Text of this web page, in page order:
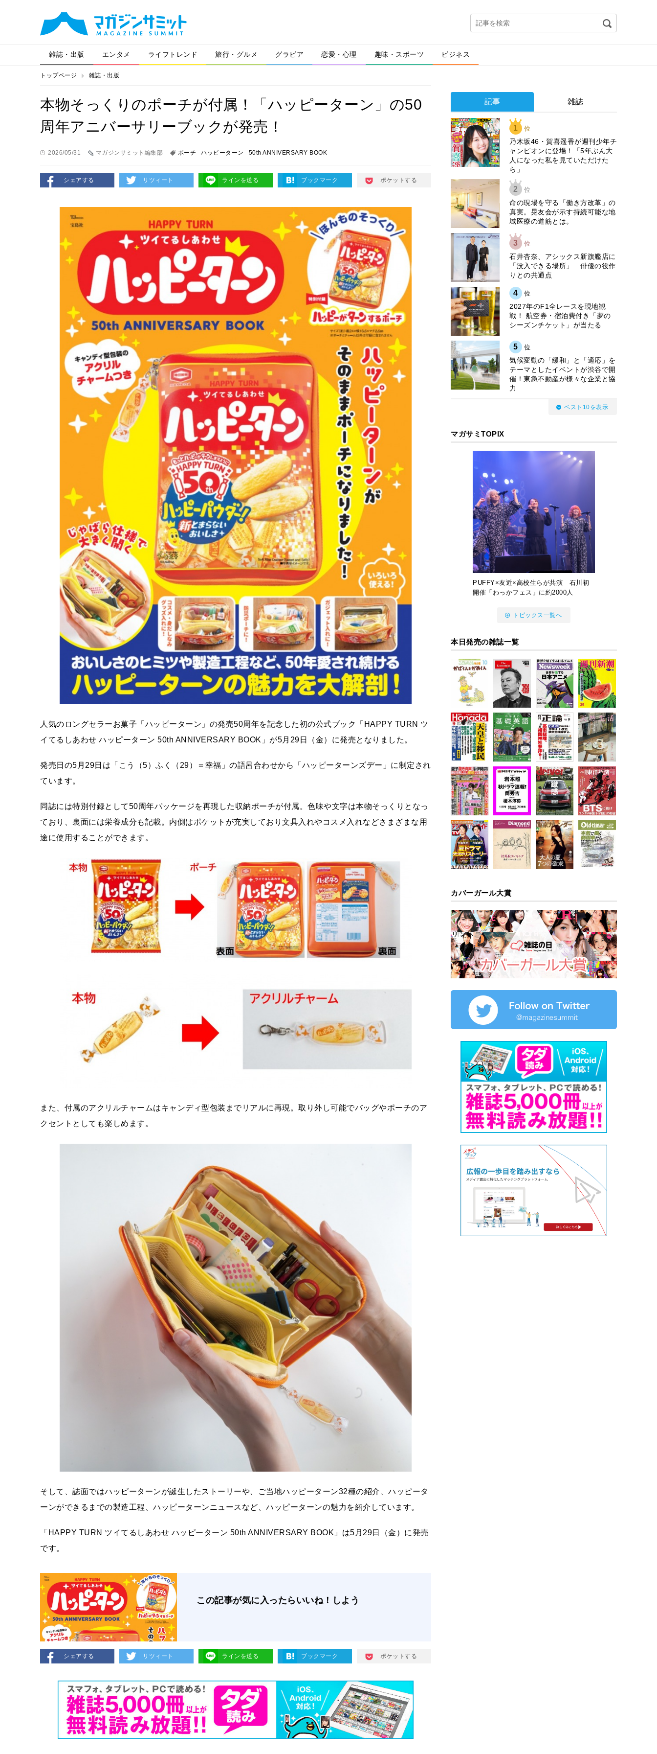
雑誌・出版 エンタメ ライフトレンド 旅行・グルメ グラビア 恋愛・心理 趣味・スポーツ ビジネス
トップページ 雑誌・出版
本物そっくりのポーチが付属！「ハッピーターン」の50
周年アニバーサリーブックが発売！
2026/05/31 マガジンサミット編集部 ポーチ ハッピーターン 50th ANNIVERSARY BOOK
シェアする リツィート ラインを送る ブックマーク ポケットする
人気のロングセラーお菓子「ハッピーターン」の発売50周年を記念した初の公式ブック「HAPPY TURN ツ
イてるしあわせ ハッピーターン 50th ANNIVERSARY BOOK」が5月29日（金）に発売となりました。
発売日の5月29日は「こう（5）ふく（29）＝幸福」の語呂合わせから「ハッピーターンズデー」に制定され
ています。
同誌には特別付録として50周年パッケージを再現した収納ポーチが付属。色味や文字は本物そっくりとなっ
ており、裏面には栄養成分も記載。内側はポケットが充実しており文具入れやコスメ入れなどさまざまな用
途に使用することができます。
また、付属のアクリルチャームはキャンディ型包装までリアルに再現。取り外し可能でバッグやポーチのア
クセントとしても楽しめます。
そして、誌面ではハッピーターンが誕生したストーリーや、ご当地ハッピーターン32種の紹介、ハッピータ
ーンができるまでの製造工程、ハッピーターンニュースなど、ハッピーターンの魅力を紹介しています。
「HAPPY TURN ツイてるしあわせ ハッピーターン 50th ANNIVERSARY BOOK」は5月29日（金）に発売
です。
この記事が気に入ったらいいね！しよう
シェアする リツィート ラインを送る ブックマーク ポケットする
記事 雑誌
1 位
乃木坂46・賀喜遥香が週刊少年チ
ャンピオンに登場！「5年ぶん大
人になった私を見ていただけた
ら」
2 位
​命の現場を守る「働き方改革」の
真実。晃友会が示す持続可能な地
域医療の道筋とは。
3 位
石井杏奈、アシックス新旗艦店に
「没入できる場所」 俳優の役作
りとの共通点
4 位
2027年のF1全レースを現地観
戦！ 航空券・宿泊費付き「夢の
シーズンチケット」が当たる
5 位
気候変動の「緩和」と「適応」を
テーマとしたイベントが渋谷で開
催！東急不動産が様々な企業と協
力
ベスト10を表示
マガサミTOPIX
PUFFY×友近×高校生らが共演 石川初
開催「わっかフェス」に約2000人
トピックス一覧へ
本日発売の雑誌一覧
カバーガール大賞